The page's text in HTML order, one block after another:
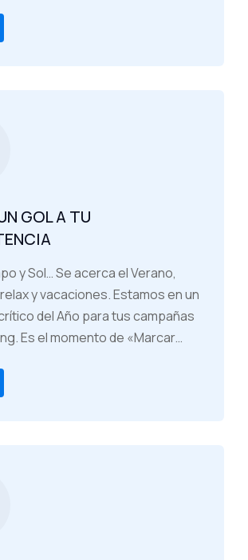
GOL A TU
y Sol… Se acerca el Verano,
y vacaciones. Estamos en un
del Año para tus campañas
Es el momento de «Marcar…